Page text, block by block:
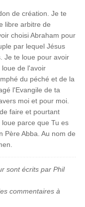
de création. Je te
libre arbitre de
choisi Abraham pour
par lequel Jésus
Je te loue pour avoir
de l'avoir
du péché et de la
l'Evangile de ta
moi et pour moi.
faire et pourtant
parce que Tu es
Père Abba. Au nom de
sont écrits par Phil
commentaires à